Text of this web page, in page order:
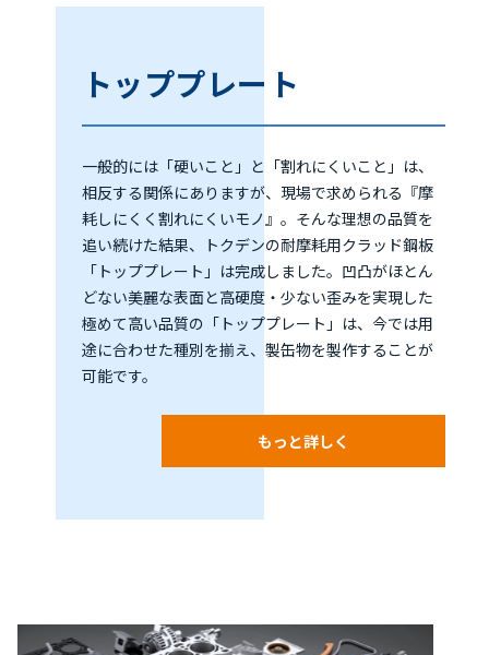
トッププレート
一般的には「硬いこと」と「割れにくいこと」は、
相反する関係にありますが、現場で求められる『摩
耗しにくく割れにくいモノ』。そんな理想の品質を
追い続けた結果、トクデンの耐摩耗用クラッド鋼板
「トッププレート」は完成しました。凹凸がほとん
どない美麗な表面と高硬度・少ない歪みを実現した
極めて高い品質の「トッププレート」は、今では用
途に合わせた種別を揃え、製缶物を製作することが
可能です。
もっと詳しく